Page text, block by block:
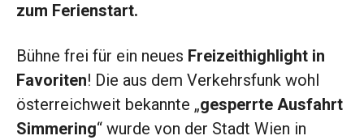
zum Ferienstart.
Bühne frei für ein neues Freizeithighlight in
Favoriten! Die aus dem Verkehrsfunk wohl
österreichweit bekannte „gesperrte Ausfahrt
Simmering“ wurde von der Stadt Wien in